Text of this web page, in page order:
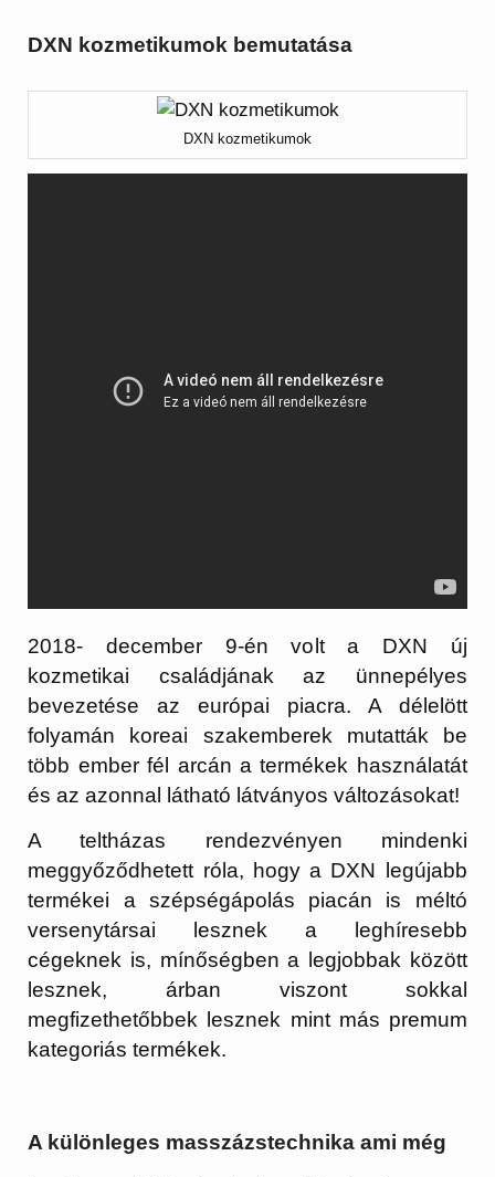
DXN kozmetikumok bemutatása
DXN kozmetikumok
2018- december 9-én volt a DXN új
kozmetikai családjának az ünnepélyes
bevezetése az európai piacra. A délelött
folyamán koreai szakemberek mutatták be
több ember fél arcán a termékek használatát
és az azonnal látható látványos változásokat!
A teltházas rendezvényen mindenki
meggyőződhetett róla, hogy a DXN legújabb
termékei a szépségápolás piacán is méltó
versenytársai lesznek a leghíresebb
cégeknek is, mínőségben a legjobbak között
lesznek, árban viszont sokkal
megfizethetőbbek lesznek mint más premum
kategoriás termékek.
A különleges masszázstechnika ami még